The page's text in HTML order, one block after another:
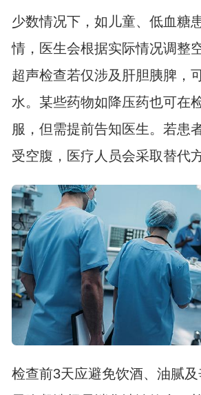
少数情况下，如儿童、低血糖
情，医生会根据实际情况调整
超声检查若仅涉及肝胆胰脾，
水。某些药物如降压药也可在
服，但需提前告知医生。若患
受空腹，医疗人员会采取替代方
检查前3天应避免饮酒、油腻